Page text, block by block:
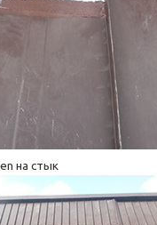
на стык